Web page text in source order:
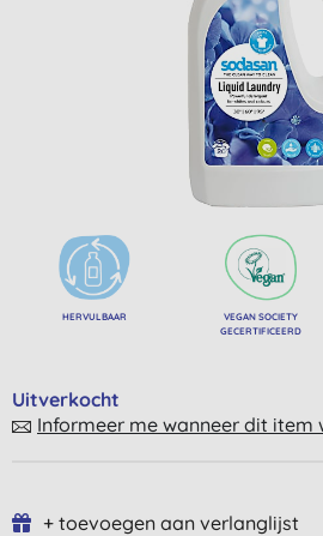
HERVULBAAR
VEGAN SOCIETY
GECERTIFICEERD
Uitverkocht
Informeer me wanneer dit item
+ toevoegen aan verlanglijst